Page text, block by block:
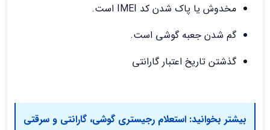
مخدوش یا پاک شدن کد IMEI است.
گم شدن جعبه گوشی است.
گذشتن تاریخ اعتبار گارانتی
بیشتر بخوانید: استعلام رجیستری گوشی، گارانتی و سرقتی